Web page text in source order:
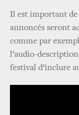
Il est important de
annoncés seront
comme par
l’audio-
festival d’inclure